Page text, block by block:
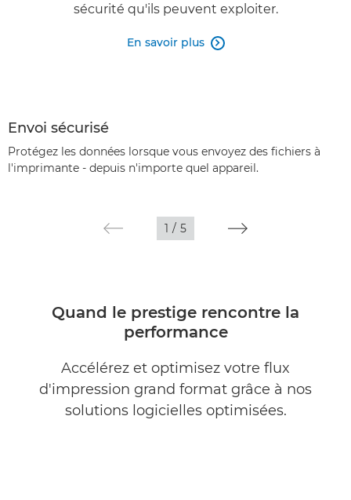
sécurité qu'ils peuvent exploiter.
En savoir plus 
Envoi sécurisé
Protégez les données lorsque vous envoyez des fichiers à
l'imprimante - depuis n'importe quel appareil.
1 / 5
Quand le prestige rencontre la
performance
Accélérez et optimisez votre flux
d'impression grand format grâce à nos
solutions logicielles optimisées.